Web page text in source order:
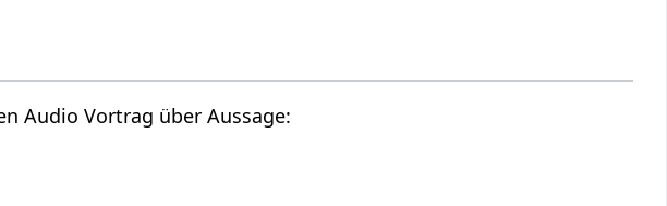
Hier findest du die Tonspur des oberen Videos, also einen Audio Vortrag über Aussage‏‎: